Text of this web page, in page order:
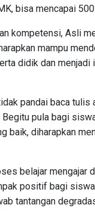
bisa mencapai 500
kompetensi, Asli
mampu
didik dan menjadi
pandai baca tulis
pula bagi
baik, diharapkan
belajar mengajar
positif bagi
tantangan